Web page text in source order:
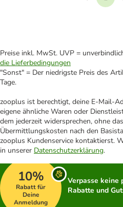
Preise inkl. MwSt. UVP =
die Lieferbedingungen
"Sonst" = Der niedrigste Preis des
Tage.
zooplus ist berechtigt, deine E-Mail-
eigene ähnliche Waren oder
dem jederzeit widersprechen, ohne
Übermittlungskosten nach den
zooplus Kundenservice kontaktierst.
in unserer Datenschutzerklärung.
10%
Rabatt für
Deine
Anmeldung
Verpasse keine
Rabatte und